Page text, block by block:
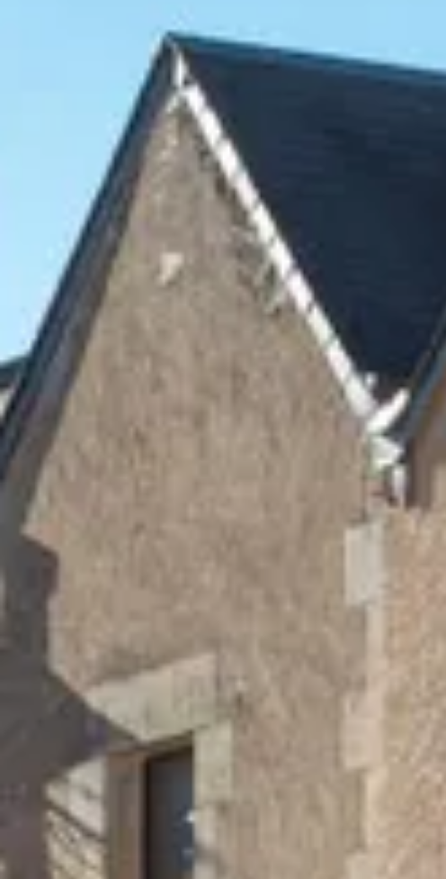
Cantine da visitare e degustazioni vini Sud Ouest
Cantine da visitare e degustazioni vini Valle della Loira
Cantine da visitare e degustazioni vini Valle del Rodano
Cantine da visitare e degustazioni vini Beaune
Cantine da visitare e degustazioni vini Chablis
Cantine da visitare e degustazioni vini Cognac
Cantine da visitare e degustazioni vini Colmar
Cantine da visitare e degustazioni champagne Epernay
Cantine da visitare e degustazioni vini Nizza
Cantine da visitare e degustazioni champagne Reims
Cantine da visitare e degustazioni vini Saint Emilion
Champagne Canard-Duchêne
Champagne Lanson
Champagne Mercier
Champagne Moët & Chandon
Champagne Mumm
Champagne Vranken-Pommery
Champagne Ruinart
Champagne Taittinger
Champagne Veuve Clicquot
Château de Pommard
Château Cadet Bon
Emile Beyer
Pressoria